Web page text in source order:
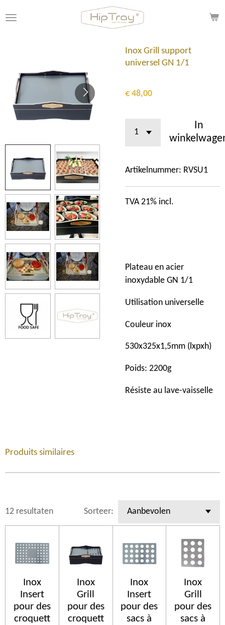
direct
Inox Grill support
universel GN 1/1
€ 48,00
In
Artikelnummer: RVSU1
TVA 21% incl.
Plateau en acier
inoxydable GN 1/1
Utilisation universelle
Couleur inox
530x325x1,5mm (lxpxh)
Poids: 2200g
Résiste au lave-vaisselle
Produits similaires
12 resultaten Sorteer:
Inox
Insert
pour des
croquett
Inox
Grill
pour des
croquett
Inox
Insert
pour des
sacs à
Inox
Grill
pour des
sacs à